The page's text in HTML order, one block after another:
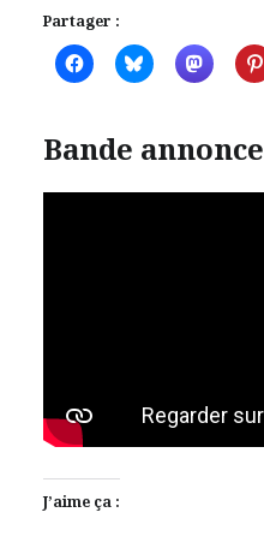
Partager :
Bande annonce
J’aime ça :